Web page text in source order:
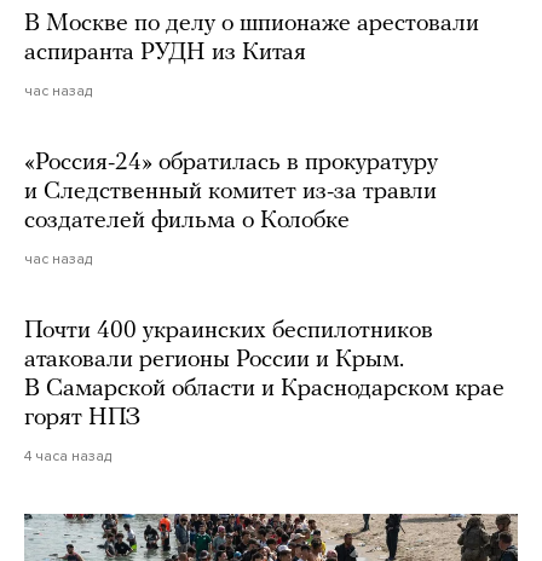
В Москве по делу о шпионаже арестовали
аспиранта РУДН из Китая
час назад
«Россия-24» обратилась в прокуратуру
и Следственный комитет из-за травли
создателей фильма о Колобке
час назад
Почти 400 украинских беспилотников
атаковали регионы России и Крым.
В Самарской области и Краснодарском крае
горят НПЗ
4 часа назад